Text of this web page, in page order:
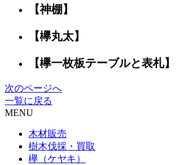
【神棚】
【欅丸太】
【欅一枚板テーブルと表札】
次のページへ
一覧に戻る
MENU
木材販売
樹木伐採・買取
欅（ケヤキ）